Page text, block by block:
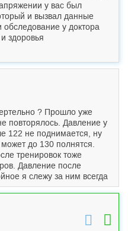
у вас был
и вызвал данные
у доктора
здоровья
? Прошло уже
повторялось. Давление у
122 не поднимается, ну
до 130 полнятся.
тренировок тоже
Давление после
я слежу за ним всегда